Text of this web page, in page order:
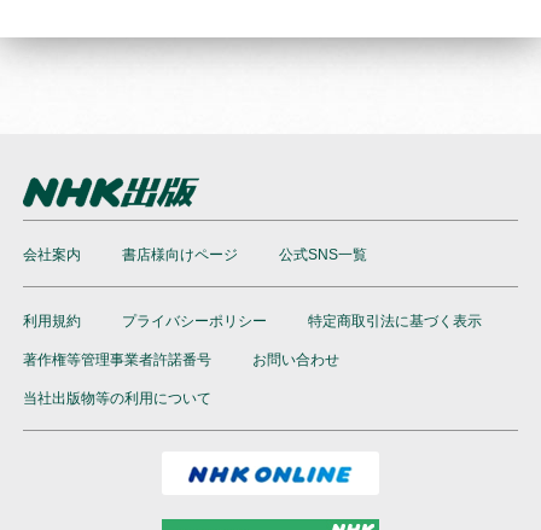
会社案内 書店様向けページ 公式SNS一覧
利用規約 プライバシーポリシー 特定商取引法に基づく表示
著作権等管理事業者許諾番号 お問い合わせ
当社出版物等の利用について